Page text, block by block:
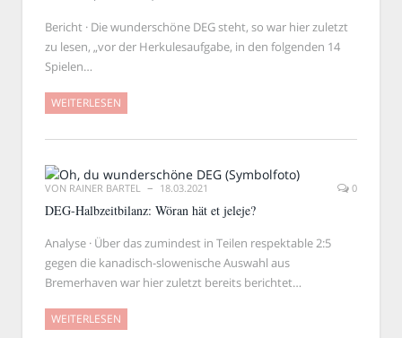
Bericht · Die wunderschöne DEG steht, so war hier zuletzt
zu lesen, „vor der Herkulesaufgabe, in den folgenden 14
Spielen…
WEITERLESEN
VON RAINER BARTEL 18.03.2021 0
DEG-Halbzeitbilanz: Wöran hät et jeleje?
Analyse · Über das zumindest in Teilen respektable 2:5
gegen die kanadisch-slowenische Auswahl aus
Bremerhaven war hier zuletzt bereits berichtet…
WEITERLESEN